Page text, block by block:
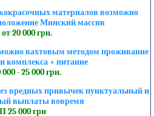
материалов возможно
Минский массив
20 000 грн.
вахтовым методом проживание
комплекса + питание
- 25 000 грн.
вредных привычек пунктуальный и
выплаты вовремя
25 000 грн